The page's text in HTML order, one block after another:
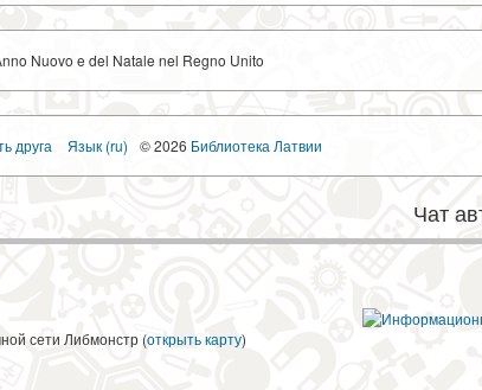
Nuovo e del Natale nel Regno Unito
друга Язык (ru) © 2026 Библиотека Латвии
Чат
сети Либмонстр (открыть карту)